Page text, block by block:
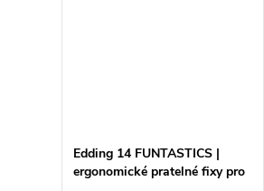
Edding 14 FUNTASTICS |
ergonomické pratelné fixy pro